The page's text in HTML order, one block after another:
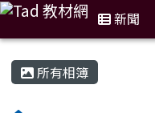
新聞
所有相簿